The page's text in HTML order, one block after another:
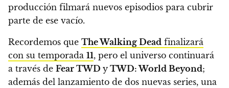
producción filmará nuevos episodios para cubrir
parte de ese vacío.
Recordemos que The Walking Dead finalizará
con su temporada 11, pero el universo continuará
a través de Fear TWD y TWD: World Beyond;
además del lanzamiento de dos nuevas series, una